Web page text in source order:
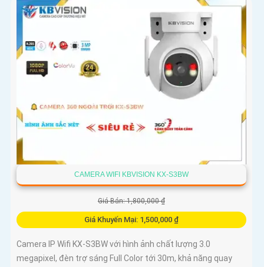
CAMERA WIFI KBVISION KX-S3BW
Giá Bán: 1,800,000 ₫
Giá Khuyến Mại: 1,500,000 ₫
Camera IP Wifi KX-S3BW với hình ảnh chất lượng 3.0
megapixel, đèn trợ sáng Full Color tới 30m, khả năng quay